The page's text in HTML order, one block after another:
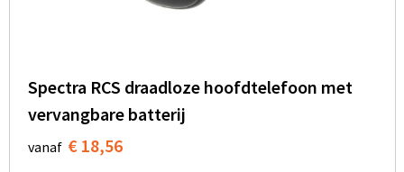
Spectra RCS draadloze hoofdtelefoon met
vervangbare batterij
vanaf € 18,56